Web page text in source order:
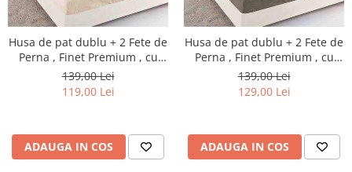
Husa de pat dublu + 2 Fete de
Perna , Finet Premium , cu
elastic , HP25
139,00 Lei
119,00 Lei
ADAUGA IN COS
Husa de pat dublu + 2 Fete de
Perna , Finet Premium , cu
elastic , HP43
139,00 Lei
129,00 Lei
ADAUGA IN COS